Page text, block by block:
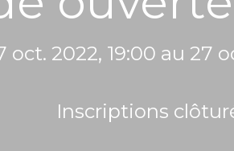
oct. 2022, 19:00 au 27
Inscriptions